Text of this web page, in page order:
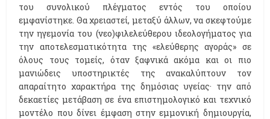
του συνολικού πλέγματος εντός του οποίου
εμφανίστηκε. Θα χρειαστεί, μεταξύ άλλων, να σκεφτούμε
την ηγεμονία του (νεο)φιλελεύθερου ιδεολογήματος για
την αποτελεσματικότητα της «ελεύθερης αγοράς» σε
όλους τους τομείς, όταν ξαφνικά ακόμα και οι πιο
μανιώδεις υποστηρικτές της ανακαλύπτουν τον
απαραίτητο χαρακτήρα της δημόσιας υγείας· την από
δεκαετίες μετάβαση σε ένα επιστημολογικό και τεχνικό
μοντέλο που δίνει έμφαση στην εμμονική δημιουργία,